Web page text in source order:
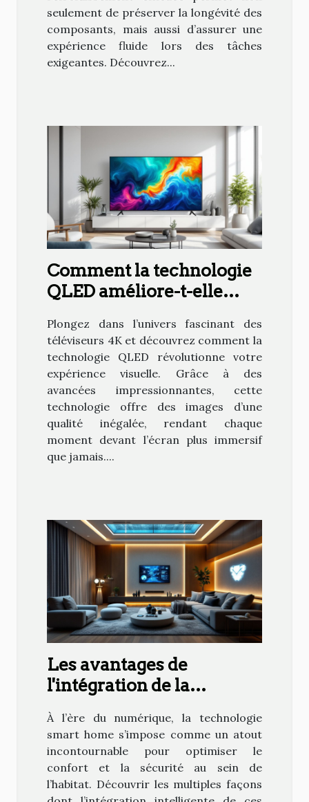
seulement de préserver la longévité des
composants, mais aussi d’assurer une
expérience fluide lors des tâches
exigeantes. Découvrez...
Comment la technologie
QLED améliore-t-elle
téléviseurs 4K ?
Plongez dans l’univers fascinant des
téléviseurs 4K et découvrez comment la
technologie QLED révolutionne votre
expérience visuelle. Grâce à des
avancées impressionnantes, cette
technologie offre des images d’une
qualité inégalée, rendant chaque
moment devant l’écran plus immersif
que jamais....
Les avantages de
l'intégration de la
dans votre quotidien
À l’ère du numérique, la technologie
smart home s’impose comme un atout
incontournable pour optimiser le
confort et la sécurité au sein de
l’habitat. Découvrir les multiples façons